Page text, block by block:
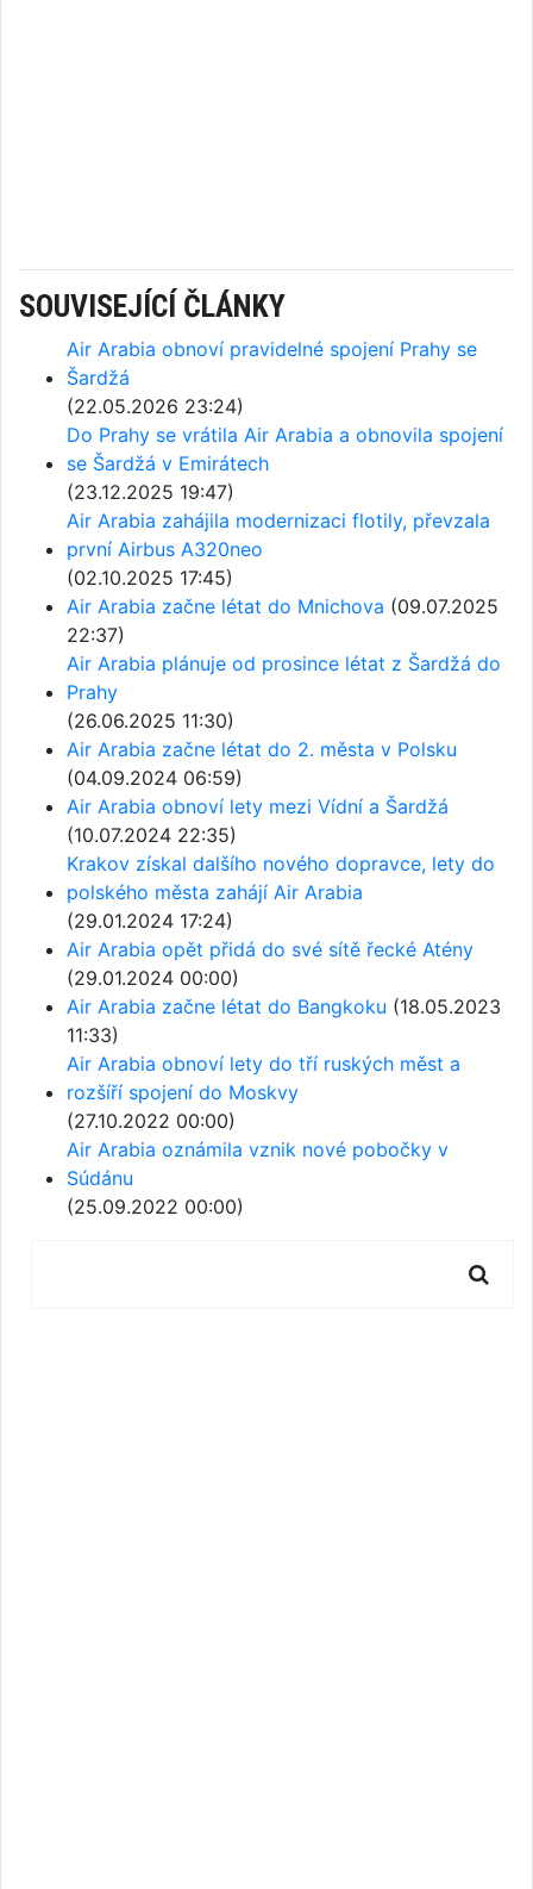
SOUVISEJÍCÍ ČLÁNKY
Air Arabia obnoví pravidelné spojení Prahy se
Šardžá
(22.05.2026 23:24)
Do Prahy se vrátila Air Arabia a obnovila spojení
se Šardžá v Emirátech
(23.12.2025 19:47)
Air Arabia zahájila modernizaci flotily, převzala
první Airbus A320neo
(02.10.2025 17:45)
Air Arabia začne létat do Mnichova (09.07.2025
22:37)
Air Arabia plánuje od prosince létat z Šardžá do
Prahy
(26.06.2025 11:30)
Air Arabia začne létat do 2. města v Polsku
(04.09.2024 06:59)
Air Arabia obnoví lety mezi Vídní a Šardžá
(10.07.2024 22:35)
Krakov získal dalšího nového dopravce, lety do
polského města zahájí Air Arabia
(29.01.2024 17:24)
Air Arabia opět přidá do své sítě řecké Atény
(29.01.2024 00:00)
Air Arabia začne létat do Bangkoku (18.05.2023
11:33)
Air Arabia obnoví lety do tří ruských měst a
rozšíří spojení do Moskvy
(27.10.2022 00:00)
Air Arabia oznámila vznik nové pobočky v
Súdánu
(25.09.2022 00:00)